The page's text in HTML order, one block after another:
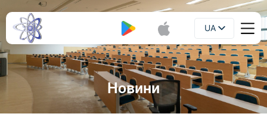
UA
EN
Новини